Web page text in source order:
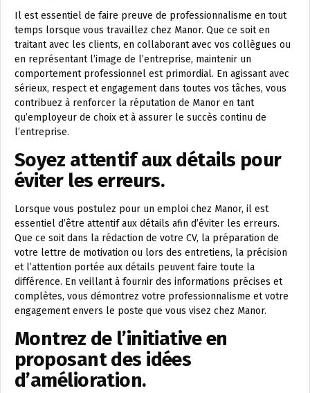
Il est essentiel de faire preuve de professionnalisme en tout
temps lorsque vous travaillez chez Manor. Que ce soit en
traitant avec les clients, en collaborant avec vos collègues ou
en représentant l’image de l’entreprise, maintenir un
comportement professionnel est primordial. En agissant avec
sérieux, respect et engagement dans toutes vos tâches, vous
contribuez à renforcer la réputation de Manor en tant
qu’employeur de choix et à assurer le succès continu de
l’entreprise.
Soyez attentif aux détails pour
éviter les erreurs.
Lorsque vous postulez pour un emploi chez Manor, il est
essentiel d’être attentif aux détails afin d’éviter les erreurs.
Que ce soit dans la rédaction de votre CV, la préparation de
votre lettre de motivation ou lors des entretiens, la précision
et l’attention portée aux détails peuvent faire toute la
différence. En veillant à fournir des informations précises et
complètes, vous démontrez votre professionnalisme et votre
engagement envers le poste que vous visez chez Manor.
Montrez de l’initiative en
proposant des idées
d’amélioration.